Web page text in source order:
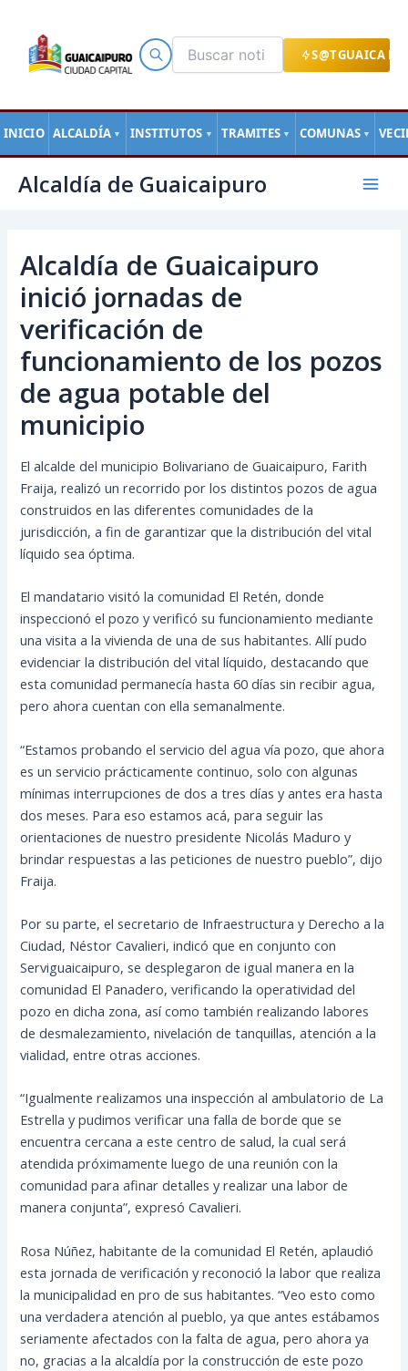
S@TGUAICA
INICIO ALCALDÍA ▼ INSTITUTOS ▼ TRAMITES ▼ COMUNAS ▼
contenido
Alcaldía de Guaicaipuro
Main
Alcaldía de Guaicaipuro
inició jornadas de
verificación de
funcionamiento de los pozos
de agua potable del
municipio
El alcalde del municipio Bolivariano de Guaicaipuro, Farith
Fraija, realizó un recorrido por los distintos pozos de agua
construidos en las diferentes comunidades de la
jurisdicción, a fin de garantizar que la distribución del vital
líquido sea óptima.
El mandatario visitó la comunidad El Retén, donde
inspeccionó el pozo y verificó su funcionamiento mediante
una visita a la vivienda de una de sus habitantes. Allí pudo
evidenciar la distribución del vital líquido, destacando que
esta comunidad permanecía hasta 60 días sin recibir agua,
pero ahora cuentan con ella semanalmente.
“Estamos probando el servicio del agua vía pozo, que ahora
es un servicio prácticamente continuo, solo con algunas
mínimas interrupciones de dos a tres días y antes era hasta
dos meses. Para eso estamos acá, para seguir las
orientaciones de nuestro presidente Nicolás Maduro y
brindar respuestas a las peticiones de nuestro pueblo”, dijo
Fraija.
Por su parte, el secretario de Infraestructura y Derecho a la
Ciudad, Néstor Cavalieri, indicó que en conjunto con
Serviguaicaipuro, se desplegaron de igual manera en la
comunidad El Panadero, verificando la operatividad del
pozo en dicha zona, así como también realizando labores
de desmalezamiento, nivelación de tanquillas, atención a la
vialidad, entre otras acciones.
“Igualmente realizamos una inspección al ambulatorio de La
Estrella y pudimos verificar una falla de borde que se
encuentra cercana a este centro de salud, la cual será
atendida próximamente luego de una reunión con la
comunidad para afinar detalles y realizar una labor de
manera conjunta”, expresó Cavalieri.
Rosa Núñez, habitante de la comunidad El Retén, aplaudió
esta jornada de verificación y reconoció la labor que realiza
la municipalidad en pro de sus habitantes. “Veo esto como
una verdadera atención al pueblo, ya que antes estábamos
seriamente afectados con la falta de agua, pero ahora ya
no, gracias a la alcaldía por la construcción de este pozo
de